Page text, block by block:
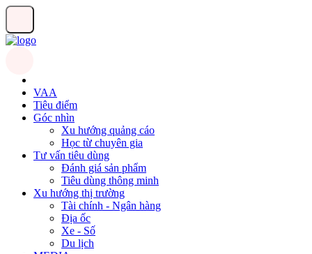
VAA
Tiêu điểm
Góc nhìn
Xu hướng quảng cáo
Học từ chuyên gia
Tư vấn tiêu dùng
Đánh giá sản phẩm
Tiêu dùng thông minh
Xu hướng thị trường
Tài chính - Ngân hàng
Địa ốc
Xe - Số
Du lịch